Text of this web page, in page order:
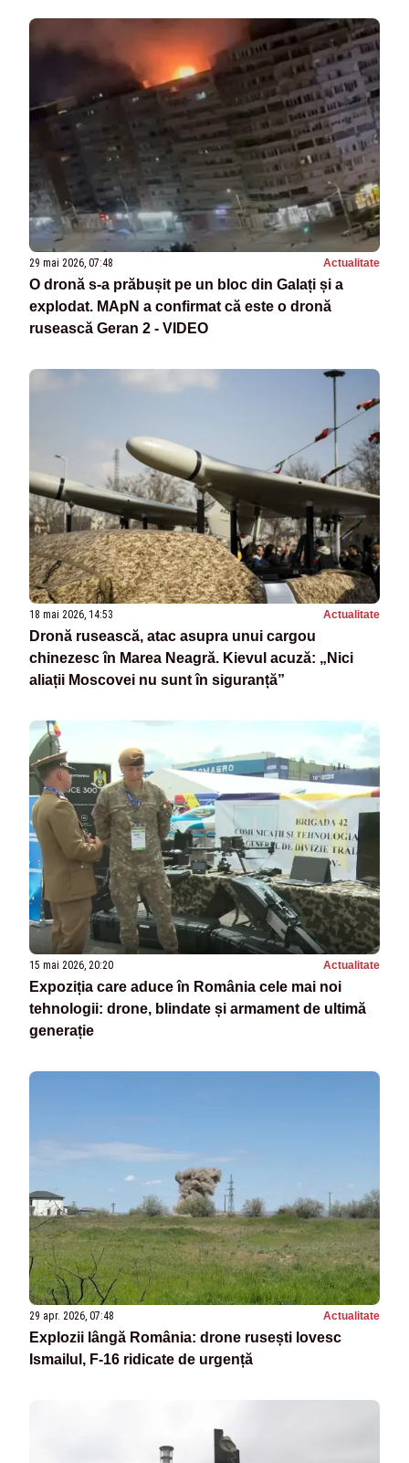
29 mai 2026, 07:48 Actualitate
O dronă s-a prăbușit pe un bloc din Galați și a
explodat. MApN a confirmat că este o dronă
rusească Geran 2 - VIDEO
18 mai 2026, 14:53 Actualitate
Dronă rusească, atac asupra unui cargou
chinezesc în Marea Neagră. Kievul acuză: „Nici
aliații Moscovei nu sunt în siguranță”
15 mai 2026, 20:20 Actualitate
Expoziția care aduce în România cele mai noi
tehnologii: drone, blindate și armament de ultimă
generație
29 apr. 2026, 07:48 Actualitate
Explozii lângă România: drone rusești lovesc
Ismailul, F-16 ridicate de urgență